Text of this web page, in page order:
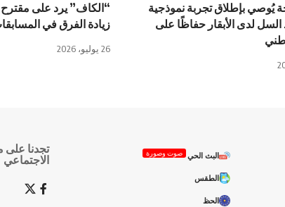
يُوصي بإطلاق تجربة نموذجية
السل لدى الأبقار حفاظًا على
“الكاف” يرد على
زيادة الفرق في
26 يوليو، 2026
البث الحي صوت وصورة
الطقس
الحظ
تجدنا على
الاجتماعي